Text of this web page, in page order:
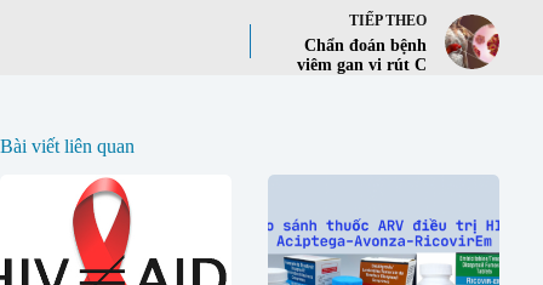
TIẾP THEO
Chẩn đoán bệnh
viêm gan vi rút C
Bài viết liên quan